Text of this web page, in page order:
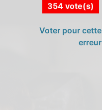
354 vote(s)
Voter pour cette
erreur